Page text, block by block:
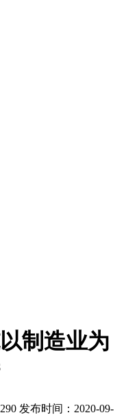
制造业为
发布时间：2020-09-